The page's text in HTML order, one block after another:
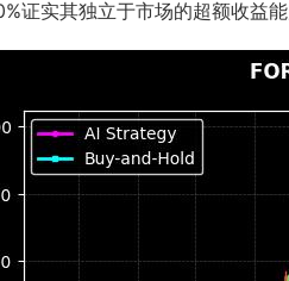
证实其独立于市场的超额收益